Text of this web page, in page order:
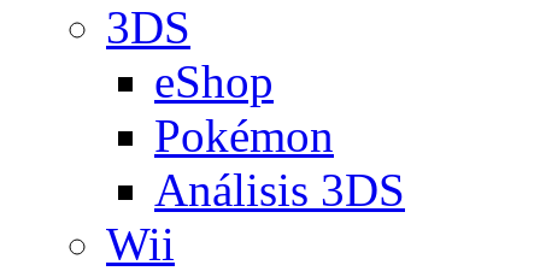
3DS
eShop
Pokémon
Análisis 3DS
Wii